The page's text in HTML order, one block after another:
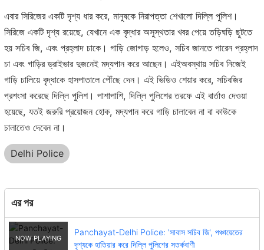
এবার সিরিজের একটি দৃশ্য ধার করে, মানুষকে নিরাপত্তা শেখালো দিল্লি পুলিশ।
সিরিজে একটি দৃশ্য রয়েছে, যেখানে এক বৃদ্ধার অসুস্থতার খবর পেয়ে তড়িঘড়ি ছুটতে
হয় সচিব জি, এবং প্রহ্লাদ চাকে। গাড়ি জোগাড় হলেও, সচিব জানতে পারেন প্রহ্লাদ
চা এবং গাড়ির ড্রাইভার দুজনেই মদ্যপান করে আছেন। এইঅবস্থায় সচিব নিজেই
গাড়ি চালিয়ে বৃদ্ধাকে হাসপাতালে পৌঁছে দেন। এই ভিডিও শেয়ার করে, সচিবজির
প্রশংসা করেছে দিল্লি পুলিশ। পাশাপাশি, দিল্লি পুলিশের তরফে এই বার্তাও দেওয়া
হয়েছে, যতই জরুরি প্রয়োজন হোক, মদ্যপান করে গাড়ি চালাবেন না বা কাউকে
চালাতেও দেবেন না।
Delhi Police
এর পর
Panchayat-Delhi Police: 'সাবাস সচিব জি', পঞ্চায়েতের
দৃশ্যকে হাতিয়ার করে দিল্লি পুলিশের সতর্কবাণী